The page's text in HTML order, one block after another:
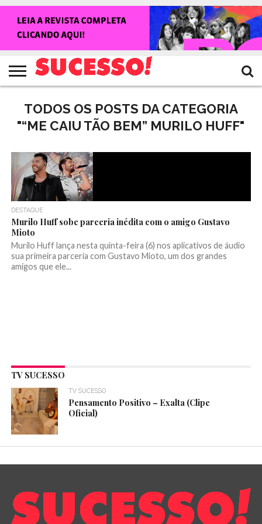
NOTÍCIAS
SHOWS
ENTREVISTAS
CLIQUES
RANKING
CROWLEY
TV
SUCESSO!
REVISTA
SUCESSO!
TODOS OS POSTS DA CATEGORIA
"“ME CAIU TÃO BEM” MURILO HUFF"
DESTAQUE
Murilo Huff sobe parceria inédita com o amigo Gustavo
Mioto
Murilo Huff lança nesta quinta-feira (6) nos aplicativos de áudio
sua primeira parceria com Gustavo Mioto, um dos grandes
amigos que ele...
TV SUCESSO
TV SUCESSO
Pensamento Positivo – Exalta (Clipe
Oficial)